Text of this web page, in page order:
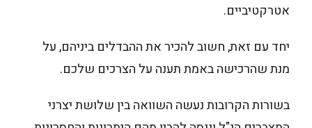
אטרקטיביים.
יחד עם זאת, חשוב להכיר את ההבדלים ביניהם, על
מנת שהרכישה באמת תענה על הצרכים שלכם.
בשורות הקרובות נעשה השוואה בין שלושת יצרני